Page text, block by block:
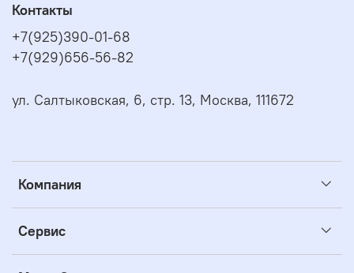
Компания
Сервис
Контакты
+7(925)390-01-68
+7(929)656-56-82
ул. Салтыковская, 6, стр. 13, Москва, 111672